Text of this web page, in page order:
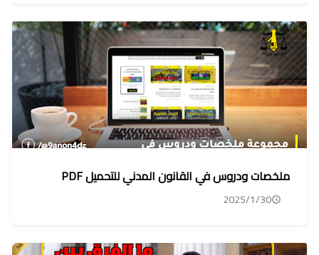
ملخصات ودروس في القانون المدني للتحميل PDF
2025/1/30